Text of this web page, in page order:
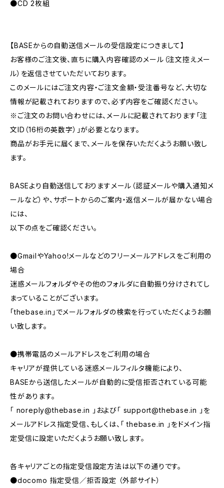
●CD 2枚組
【BASEからの自動送信メールの受信設定につきまして】
お客様のご注文後、直ちに購入内容確認のメール（注文控えメー
ル）を返信させていただいております。
このメールにはご注文内容・ご注文金額・受注番号など、大切な
情報が記載されておりますので、必ず内容をご確認ください。
※ご注文のお問い合わせには、メールに記載されております「注
文ID（16桁の英数字）」が必要となります。
商品がお手元に届くまで、メールを保存いただくようお願い致し
ます。
BASEより自動送信しておりますメール（認証メールや購入通知メ
ールなど）や、サポートからのご案内・返信メールが届かない場合
には、
以下の点をご確認ください。
●GmailやYahoo!メールなどのフリーメールアドレスをご利用の
場合
迷惑メールフォルダやその他のフォルダに自動振り分けされてし
まっていることがございます。
「thebase.in」でメールフォルダの検索を行っていただくようお願
い致します。
●携帯電話のメールアドレスをご利用の場合
キャリアが提供している迷惑メールフィルタ機能により、
BASEから送信したメールが自動的に受信拒否されている可能
性があります。
「 noreply@thebase.in 」および「 support@thebase.in
」を
メールアドレス指定受信、もしくは、「 thebase.in 」をドメイン指
定受信に設定いただくようお願い致します。
各キャリアごとの指定受信設定方法は以下の通りです。
●docomo 指定受信／拒否設定 （外部サイト）